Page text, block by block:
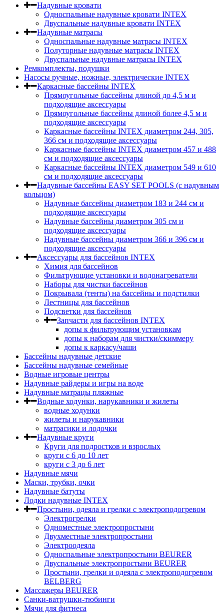
Надувные кровати
Односпальные надувные кровати INTEX
Двуспальные надувные кровати INTEX
Надувные матрасы
Односпальные надувные матрасы INTEX
Полуторные надувные матрасы INTEX
Двуспальные надувные матрасы INTEX
Ремкомплекты, подушки
Насосы ручные, ножные, электрические INTEX
Каркасные бассейны INTEX
Прямоугольные бассейны длиной до 4,5 м и
подходящие аксессуары
Прямоугольные бассейны длиной более 4,5 м и
подходящие аксессуары
Каркасные бассейны INTEX диаметром 244, 305,
366 см и подходящие аксессуары
Каркасные бассейны INTEX диаметром 457 и 488
cм и подходящие аксессуары
Каркасные бассейны INTEX диаметром 549 и 610
см и подходящие аксессуары
Надувные бассейны EASY SET POOLS (с надувным
кольцом)
Надувные бассейны диаметром 183 и 244 см и
подходящие аксессуары
Надувные бассейны диаметром 305 см и
подходящие аксессуары
Надувные бассейны диаметром 366 и 396 см и
подходящие аксессуары
Аксессуары для бассейнов INTEX
Химия для бассейнов
Фильтрующие установки и водонагреватели
Наборы для чистки бассейнов
Покрывала (тенты) на бассейны и подстилки
Лестницы для бассейнов
Подсветки для бассейнов
Запчасти для бассейнов INTEX
допы к фильтрующим установкам
допы к наборам для чистки/скиммеру
допы к каркасу/чаши
Бассейны надувные детские
Бассейны надувные семейные
Водные игровые центры
Надувные райдеры и игры на воде
Надувные матрацы пляжные
Водные ходунки, нарукавники и жилеты
водные ходунки
жилеты и нарукавники
матрасики и лодочки
Надувные круги
Круги для подростков и взрослых
круги с 6 до 10 лет
круги c 3 до 6 лет
Надувные мячи
Маски, трубки, очки
Надувные батуты
Лодки надувные INTEX
Простыни, одеяла и грелки с электроподогревом
Электрогрелки
Одноместные электропростыни
Двухместные электропростыни
Электроодеяла
Односпальные электропростыни BEURER
Двуспальные электропростыни BEURER
Простыни, грелки и одеяла с электроподогревом
BELBERG
Массажеры BEURER
Санки-ватрушки-тюбинги
Мячи для фитнеса